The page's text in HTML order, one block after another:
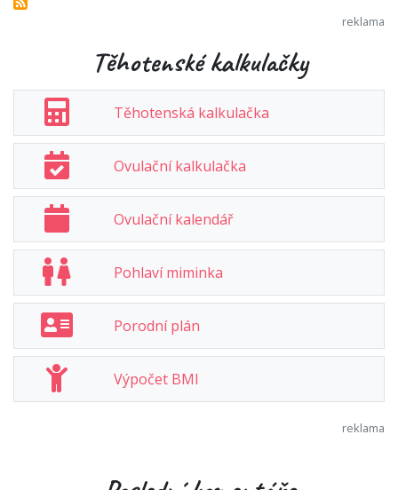
Těhotenské kalkulačky
Těhotenská kalkulačka
Ovulační kalkulačka
Ovulační kalendář
Pohlaví miminka
Porodní plán
Výpočet BMI